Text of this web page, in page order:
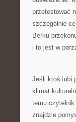
przetestować
szczególnie
Berku
i to jest w
Jeśli ktoś lubi
klimat
temu czytelnik
znajdzie